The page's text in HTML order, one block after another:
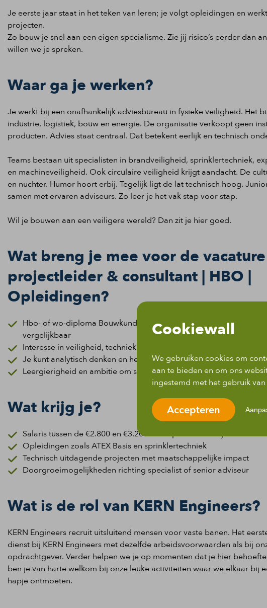
Je eerste jaar staat in het teken van leren; je volgt opleidingen en
projecten.
Zo bouw je snel aan een eigen specialisme. Zie jij risico’s eerder dan
willen we je spreken.
Waar ga je werken?
Je werkt bij een onafhankelijk adviesbureau in fysieke veiligheid. Het
industrie, logistiek, bouw en energie. De organisatie verkoopt geen
producten. Advies staat centraal. Dat betekent eerlijk en technisch
Teams bestaan uit specialisten in brandveiligheid, sprinklertechniek,
en machineveiligheid. Ook circulaire veiligheid krijgt aandacht. De
en nuchter. Humor hoort erbij. Tegelijk ligt de lat technisch hoog.
samen met ervaren adviseurs. Zo leer je het vak stap voor stap.
Wil je bouwen aan een veiligere wereld? Dan zit je hier goed.
Wat breng je mee voor de
projectleider & consultant | HBO |
Opleidingen?
Hbo- of wo-diploma Bouwkunde, Werktuigbouwkunde,
vergelijkbaar
Interesse in veiligheid, techniek en risicobeheer
Je kunt analytisch denken en hebt goede communicatieve
Leergierigheid en ambitie om specialist te worden
Wat krijg je?
Salaris tussen de €2.800 en €3.200 bruto per maand bij 40 uur
Opleidingen zoals ATEX Basis en sprinklertechniek
Technisch uitdagende projecten met maatschappelijke impact
Doorgroeimogelijkheden richting specialist of senior adviseur
Wat is de rol van KERN Engineers?
KERN Engineers recruit uitsluitend mensen voor vaste banen. Het
dienst bij KERN Engineers met dezelfde arbeidsvoorwaarden als bij
opdrachtgever. Verder helpen we je op momenten dat je hier
ben je van harte welkom bij onze leuke activiteiten waar we elkaar bij
hapje ontmoeten.
Cookiewall
We gebruiken cookies om
aan te bieden en om ons
ingestemd met het gebruik
Accepteren